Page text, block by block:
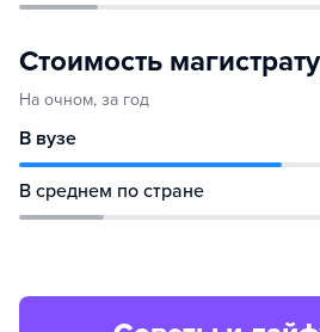
Стоимость
На очном, за год
В вузе
В среднем по стране